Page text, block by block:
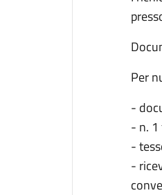
Per
-
- n.
-
-